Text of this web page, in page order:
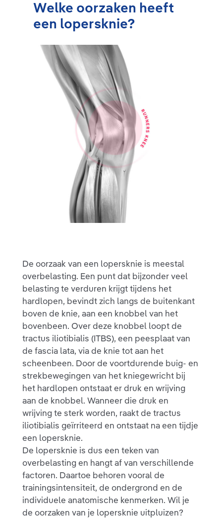
Welke oorzaken heeft
een lopersknie?
De oorzaak van een lopersknie is meestal
overbelasting. Een punt dat bijzonder veel
belasting te verduren krijgt tijdens het
hardlopen, bevindt zich langs de buitenkant
boven de knie, aan een knobbel van het
bovenbeen. Over deze knobbel loopt de
tractus iliotibialis (ITBS), een peesplaat van
de fascia lata, via de knie tot aan het
scheenbeen. Door de voortdurende buig- en
strekbewegingen van het kniegewricht bij
het hardlopen ontstaat er druk en wrijving
aan de knobbel. Wanneer die druk en
wrijving te sterk worden, raakt de tractus
iliotibialis geïrriteerd en ontstaat na een tijdje
een lopersknie.
De lopersknie is dus een teken van
overbelasting en hangt af van verschillende
factoren. Daartoe behoren vooral de
trainingsintensiteit, de ondergrond en de
individuele anatomische kenmerken. Wil je
de oorzaken van je lopersknie uitpluizen?